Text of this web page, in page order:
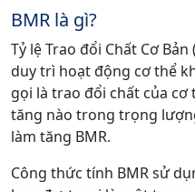
BMR là gì?
Tỷ lệ Trao đổi Chất Cơ
duy trì hoạt động cơ thể
gọi là trao đổi chất của cơ
tăng nào trong trọng
làm tăng BMR.
Công thức tính BMR sử